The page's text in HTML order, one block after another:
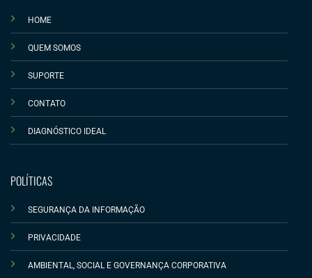
HOME
QUEM SOMOS
SUPORTE
CONTATO
DIAGNÓSTICO IDEAL
POLÍTICAS
SEGURANÇA DA INFORMAÇÃO
PRIVACIDADE
AMBIENTAL, SOCIAL E GOVERNANÇA CORPORATIVA